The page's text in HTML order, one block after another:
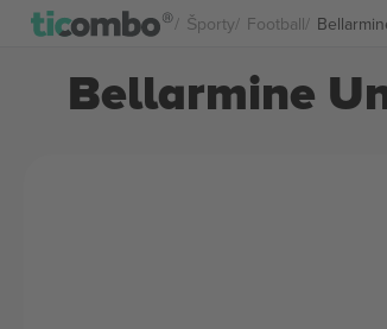
Športy Football
Bellarmine